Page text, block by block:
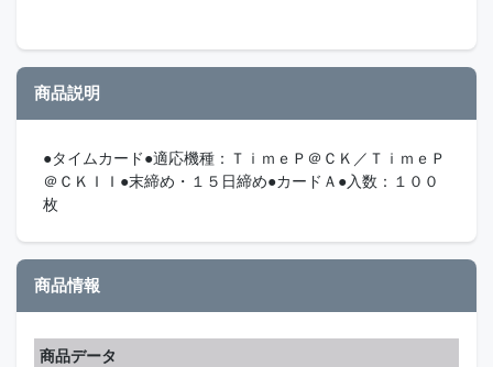
商品説明
●タイムカード●適応機種：ＴｉｍｅＰ＠ＣＫ／ＴｉｍｅＰ
＠ＣＫＩＩ●末締め・１５日締め●カードＡ●入数：１００
枚
商品情報
商品データ